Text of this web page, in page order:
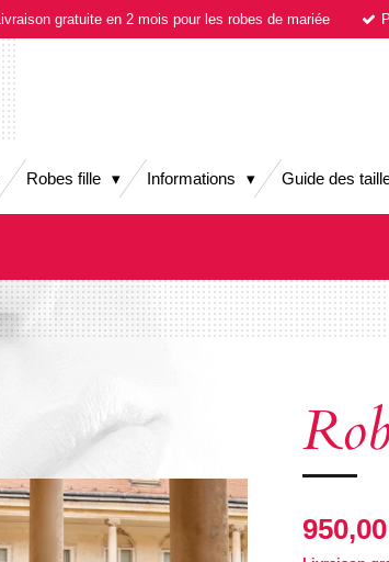
Livraison gratuite en 2 mois pour les robes de mariée
Robes fille Informations Guide des